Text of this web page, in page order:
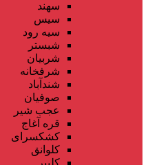
سهند
سیس
سیه رود
شبستر
شربیان
شرفخانه
شندآباد
صوفیان
عجب شیر
قره آغاج
کشکسرای
کلوانق
کلیبر